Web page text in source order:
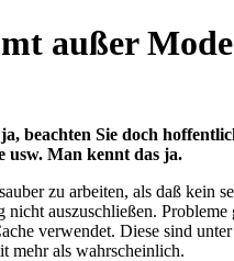
außer Mode
beachten Sie doch
usw. Man kennt das ja.
zu arbeiten, als daß
auszuschließen.
verwendet. Diese sind
mehr als wahrscheinlich.